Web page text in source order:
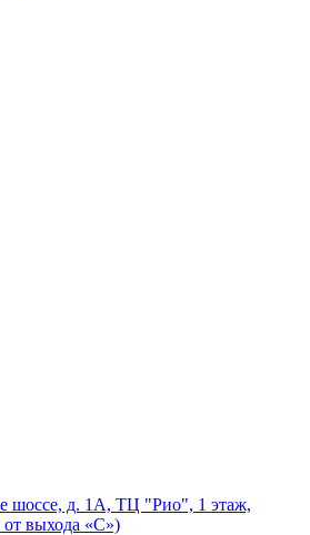
шоссе, д. 1А, ТЦ "Рио", 1 этаж,
выхода «С»)